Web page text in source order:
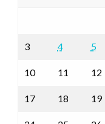
3 4 5
10 11 12
17 18 19